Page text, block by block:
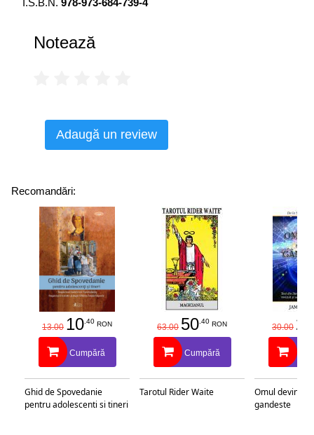
I.S.B.N. 978-973-684-739-4
Notează
Adaugă un review
Recomandări:
13.00 10.40 RON
Cumpără
Ghid de Spovedanie
pentru adolescenti si tineri
63.00 50.40 RON
Cumpără
Tarotul Rider Waite
30.00 25
Omul devine
gandeste